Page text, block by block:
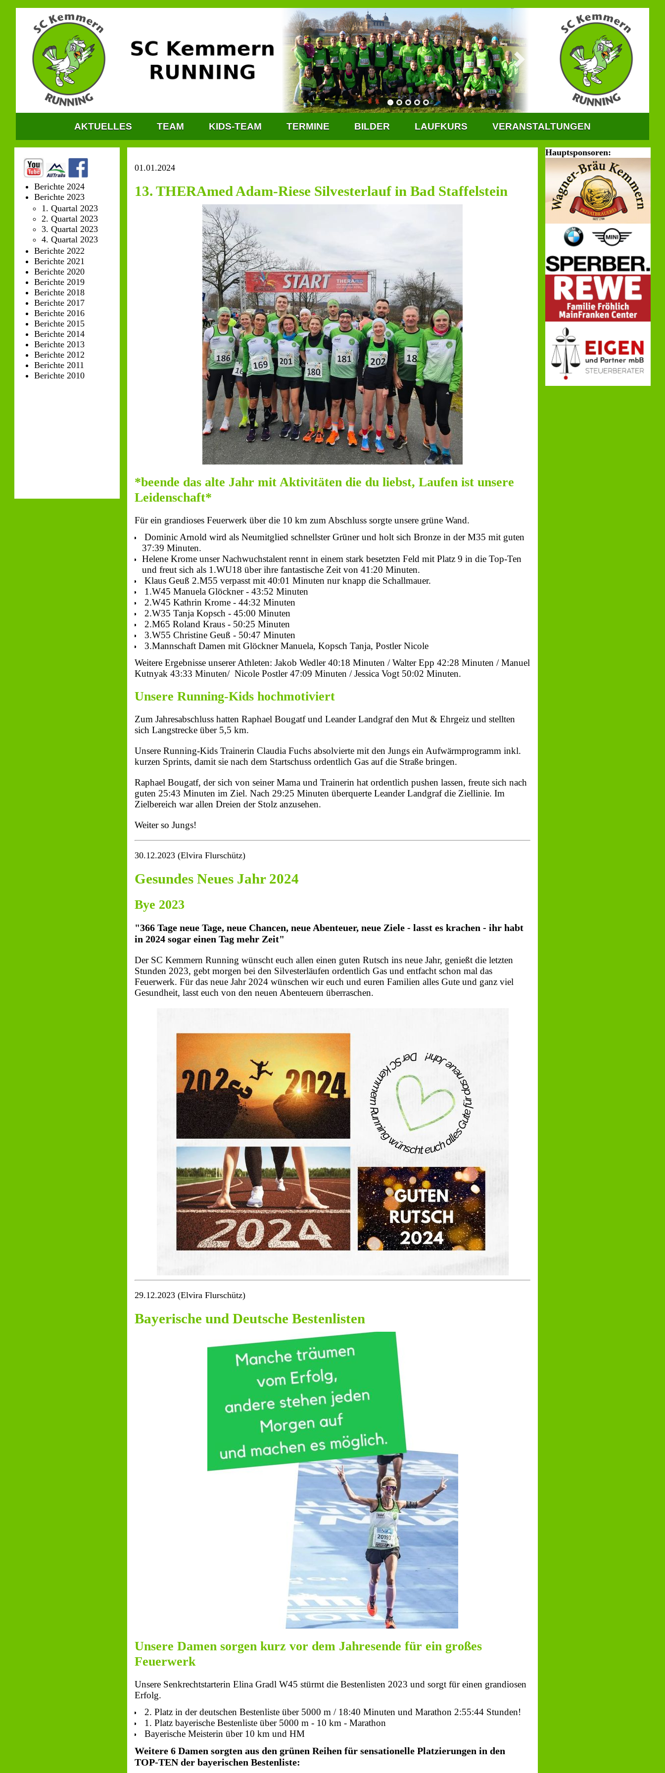
AKTUELLES TEAM KIDS-TEAM TERMINE BILDER LAUFKURS VERANSTALTUNGEN
Berichte 2024
Berichte 2023
1. Quartal 2023
2. Quartal 2023
3. Quartal 2023
4. Quartal 2023
Berichte 2022
Berichte 2021
Berichte 2020
Berichte 2019
Berichte 2018
Berichte 2017
Berichte 2016
Berichte 2015
Berichte 2014
Berichte 2013
Berichte 2012
Berichte 2011
Berichte 2010
01.01.2024
13. THERAmed Adam-Riese Silvesterlauf in Bad Staffelstein
*beende das alte Jahr mit Aktivitäten die du liebst, Laufen ist unsere
Leidenschaft*
Für ein grandioses Feuerwerk über die 10 km zum Abschluss sorgte unsere grüne Wand.
Dominic Arnold wird als Neumitglied schnellster Grüner und holt sich Bronze in der M35 mit guten
37:39 Minuten.
Helene Krome unser Nachwuchstalent rennt in einem stark besetzten Feld mit Platz 9 in die Top-Ten
und freut sich als 1.WU18 über ihre fantastische Zeit von 41:20 Minuten.
Klaus Geuß 2.M55 verpasst mit 40:01 Minuten nur knapp die Schallmauer.
1.W45 Manuela Glöckner - 43:52 Minuten
2.W45 Kathrin Krome - 44:32 Minuten
2.W35 Tanja Kopsch - 45:00 Minuten
2.M65 Roland Kraus - 50:25 Minuten
3.W55 Christine Geuß - 50:47 Minuten
3.Mannschaft Damen mit Glöckner Manuela, Kopsch Tanja, Postler Nicole
Weitere Ergebnisse unserer Athleten: Jakob Wedler 40:18 Minuten / Walter Epp 42:28 Minuten / Manuel
Kutnyak 43:33 Minuten/ Nicole Postler 47:09 Minuten / Jessica Vogt 50:02 Minuten.
Unsere Running-Kids hochmotiviert
Zum Jahresabschluss hatten Raphael Bougatf und Leander Landgraf den Mut & Ehrgeiz und stellten
sich Langstrecke über 5,5 km.
Unsere Running-Kids Trainerin Claudia Fuchs absolvierte mit den Jungs ein Aufwärmprogramm inkl.
kurzen Sprints, damit sie nach dem Startschuss ordentlich Gas auf die Straße bringen.
Raphael Bougatf, der sich von seiner Mama und Trainerin hat ordentlich pushen lassen, freute sich nach
guten 25:43 Minuten im Ziel. Nach 29:25 Minuten überquerte Leander Landgraf die Ziellinie. Im
Zielbereich war allen Dreien der Stolz anzusehen.
Weiter so Jungs!
30.12.2023 (Elvira Flurschütz)
Gesundes Neues Jahr 2024
Bye 2023
"366 Tage neue Tage, neue Chancen, neue Abenteuer, neue Ziele - lasst es krachen - ihr habt
in 2024 sogar einen Tag mehr Zeit"
Der SC Kemmern Running wünscht euch allen einen guten Rutsch ins neue Jahr, genießt die letzten
Stunden 2023, gebt morgen bei den Silvesterläufen ordentlich Gas und entfacht schon mal das
Feuerwerk. Für das neue Jahr 2024 wünschen wir euch und euren Familien alles Gute und ganz viel
Gesundheit, lasst euch von den neuen Abenteuern überraschen.
29.12.2023 (Elvira Flurschütz)
Bayerische und Deutsche Bestenlisten
Unsere Damen sorgen kurz vor dem Jahresende für ein großes
Feuerwerk
Unsere Senkrechtstarterin Elina Gradl W45 stürmt die Bestenlisten 2023 und sorgt für einen grandiosen
Erfolg.
2. Platz in der deutschen Bestenliste über 5000 m / 18:40 Minuten und Marathon 2:55:44 Stunden!
1. Platz bayerische Bestenliste über 5000 m - 10 km - Marathon
Bayerische Meisterin über 10 km und HM
Weitere 6 Damen sorgten aus den grünen Reihen für sensationelle Platzierungen in den
TOP-TEN der bayerischen Bestenliste:
Hauptsponsoren: